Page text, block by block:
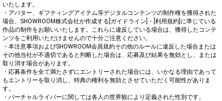
いたします。
・アバター、ギフティングアイテム等デジタルコンテンツの制作権を獲得された
場合、SHOWROOM株式会社が作成する[ガイドライン]・[利用規約]に準じている
作品の制作をお願いいたします。これらに違反している場合は、獲得したコンテ
ンツをご利用いただけませんので十分ご注意ください。
・本注意事項およびSHOWROOM会員規約その他のルールに違反した場合または
その他当社が不適切であると判断した場合は、応募及び結果を無効とし、または
取り消す場合があります。
・応募条件を全て満たさずにエントリーされた場合には、いかなる理由であって
もエントリーを取り消し、特典の権利を無効とさせていただく可能性がありま
す。
・バーチャルライバーに関しては各人の世界観により定義された性別です。